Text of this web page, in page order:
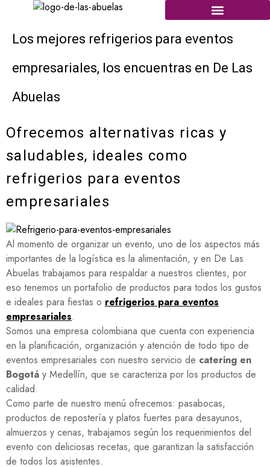
Los mejores refrigerios para eventos
empresariales, los encuentras en De Las
Abuelas
Ofrecemos alternativas ricas y
saludables, ideales como
refrigerios para eventos
empresariales
Al momento de organizar un evento, uno de los aspectos más
importantes de la logística es la alimentación, y en De Las
Abuelas trabajamos para respaldar a nuestros clientes, por
eso tenemos un portafolio de productos para todos los gustos
e ideales para fiestas o refrigerios para eventos
empresariales.
Somos una empresa colombiana que cuenta con experiencia
en la planificación, organización y atención de todo tipo de
eventos empresariales con nuestro servicio de catering en
Bogotá y Medellín, que se caracteriza por los productos de
calidad.
Como parte de nuestro menú ofrecemos: pasabocas,
productos de repostería y platos fuertes para desayunos,
almuerzos y cenas, trabajamos según los requerimientos del
evento con deliciosas recetas, que garantizan la satisfacción
de todos los asistentes.